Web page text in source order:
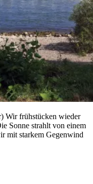
Wir frühstücken wieder
Sonne strahlt von einem
mit starkem Gegenwind